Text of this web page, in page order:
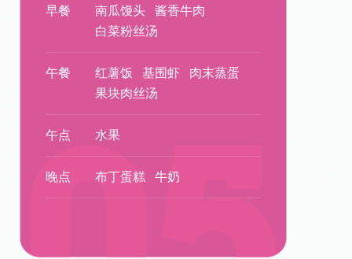
早餐 南瓜馒头 酱香牛肉
白菜粉丝汤
午餐 红薯饭 基围虾 肉末蒸蛋
果块肉丝汤
午点 水果
晚点 布丁蛋糕 牛奶